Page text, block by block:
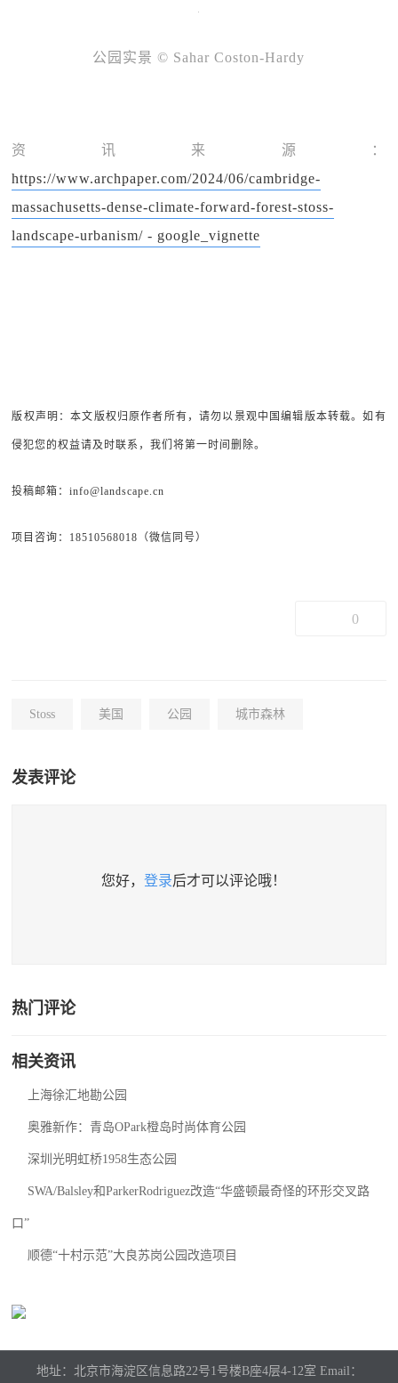
公园实景© Sahar Coston-Hardy
资讯来源：
https://www.archpaper.com/2024/06/cambridge-
massachusetts-dense-climate-forward-forest-stoss-
landscape-urbanism/ - google_vignette
版权声明：本文版权归原作者所有，请勿以景观中国编辑版本转载。如有
侵犯您的权益请及时联系，我们将第一时间删除。
投稿邮箱：info@landscape.cn
项目咨询：18510568018（微信同号）
0
Stoss 美国 公园 城市森林
发表评论
您好， 登录后才可以评论哦！
热门评论
相关资讯
上海徐汇地勘公园
奥雅新作：青岛OPark橙岛时尚体育公园
深圳光明虹桥1958生态公园
SWA/Balsley和ParkerRodriguez改造“华盛顿最奇怪的环形交叉路
口”
顺德“十村示范”大良苏岗公园改造项目
地址：北京市海淀区信息路22号1号楼B座4层4-12室 Email：